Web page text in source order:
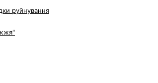
руйнування